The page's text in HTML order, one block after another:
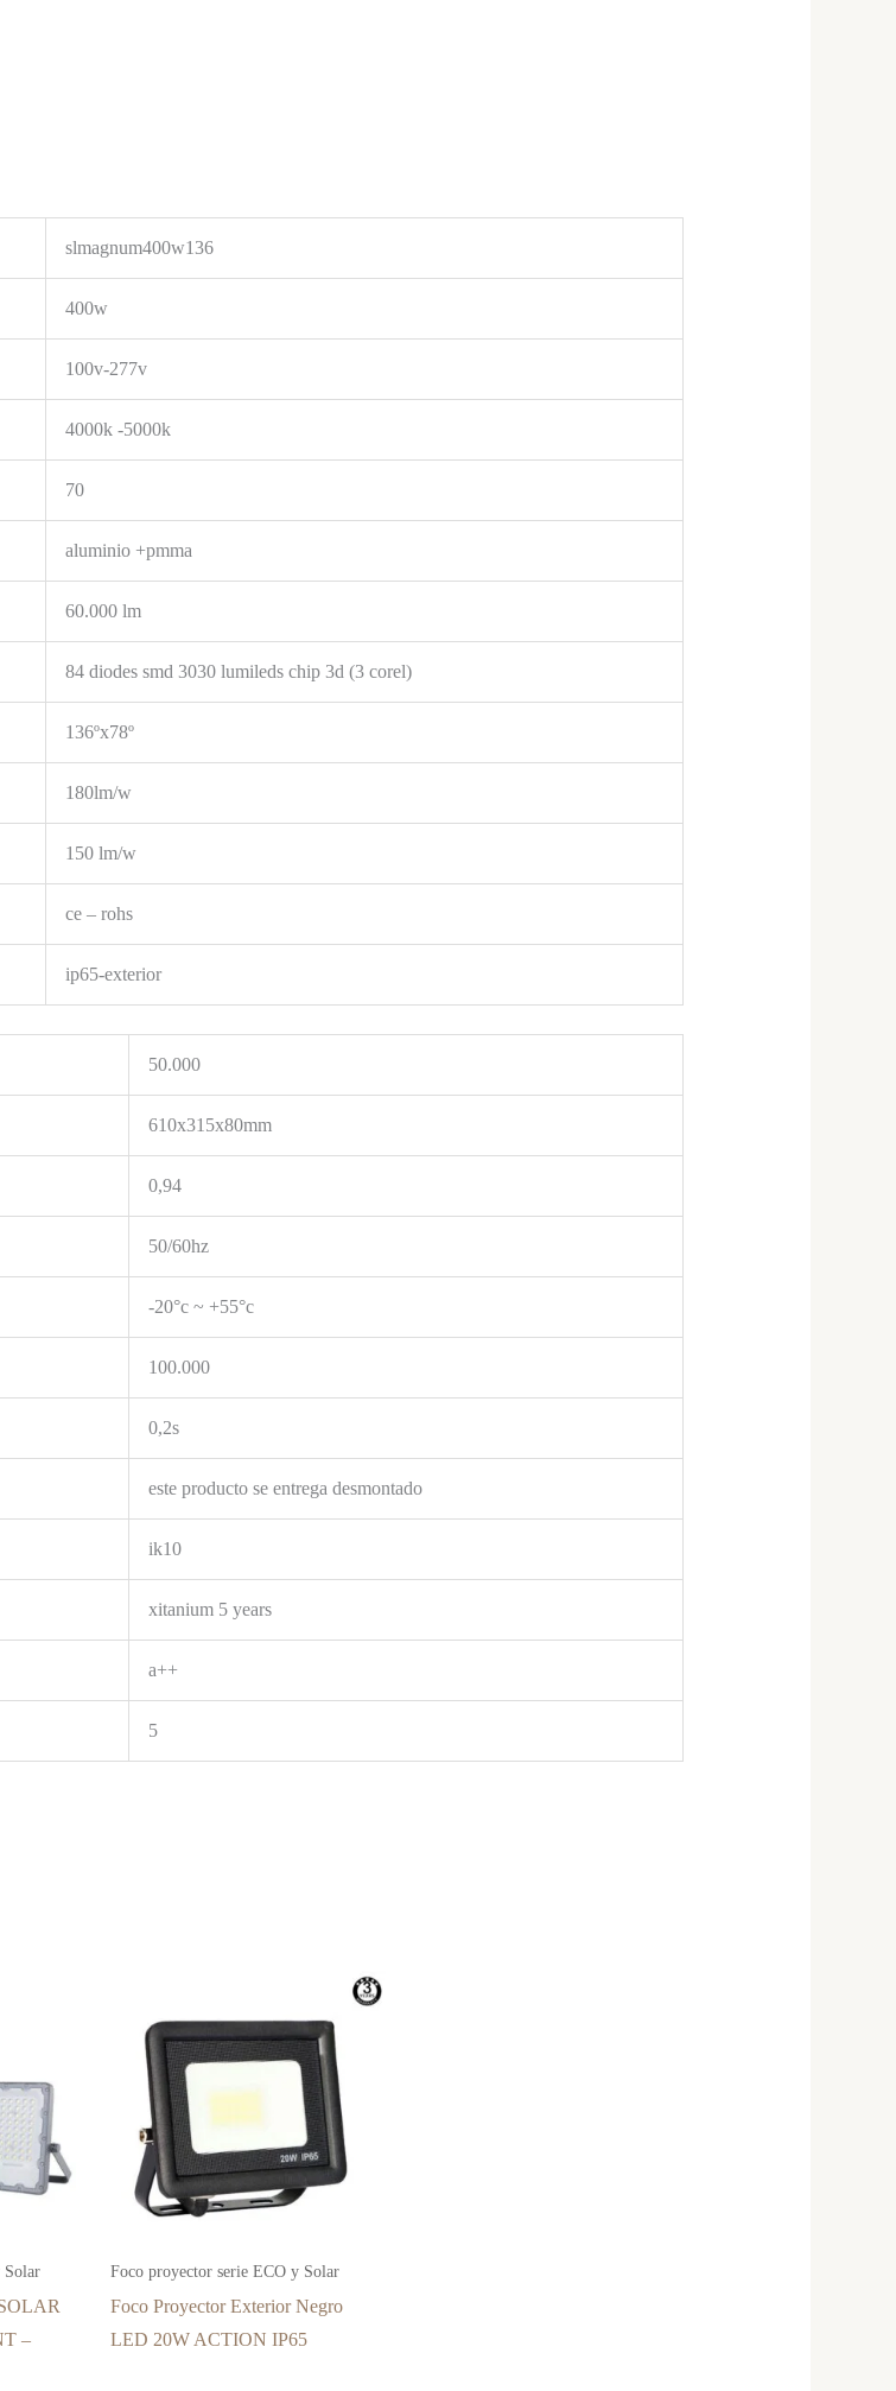
slmagnum400w136
400w
100v-277v
4000k -5000k
70
aluminio +pmma
60.000 lm
84 diodes smd 3030 lumileds chip 3d (3 corel)
136ºx78º
180lm/w
150 lm/w
ce – rohs
ip65-exterior
50.000
610x315x80mm
0,94
50/60hz
-20°c ~ +55°c
100.000
0,2s
este producto se entrega desmontado
ik10
xitanium 5 years
a++
5
Solar
–
Foco proyector serie ECO y Solar
Foco Proyector Exterior Negro
LED 20W ACTION IP65